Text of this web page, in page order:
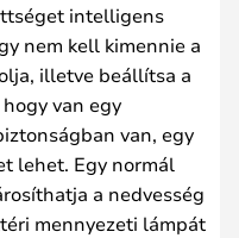
intelligens
nem kell kimennie a
illetve beállítsa a
van egy
van, egy
lehet. Egy normál
a nedvesség
mennyezeti lámpát